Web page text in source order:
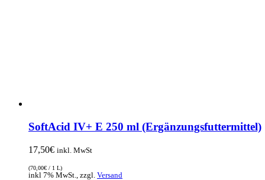
SoftAcid IV+ E 250 ml (Ergänzungsfuttermittel)
17,50€ inkl. MwSt
(70,00€ / 1 L)
inkl 7% MwSt., zzgl. Versand